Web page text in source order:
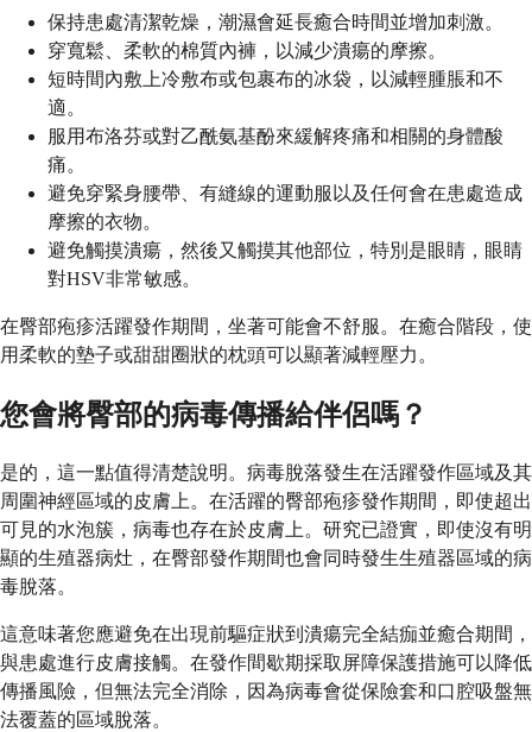
保持患處清潔乾燥，潮濕會延長癒合時間並增加刺激。
穿寬鬆、柔軟的棉質內褲，以減少潰瘍的摩擦。
短時間內敷上冷敷布或包裹布的冰袋，以減輕腫脹和不
適。
服用布洛芬或對乙酰氨基酚來緩解疼痛和相關的身體酸
痛。
避免穿緊身腰帶、有縫線的運動服以及任何會在患處造成
摩擦的衣物。
避免觸摸潰瘍，然後又觸摸其他部位，特別是眼睛，眼睛
對HSV非常敏感。
在臀部疱疹活躍發作期間，坐著可能會不舒服。在癒合階段，使
用柔軟的墊子或甜甜圈狀的枕頭可以顯著減輕壓力。
您會將臀部的病毒傳播給伴侶嗎？
是的，這一點值得清楚說明。病毒脫落發生在活躍發作區域及其
周圍神經區域的皮膚上。在活躍的臀部疱疹發作期間，即使超出
可見的水泡簇，病毒也存在於皮膚上。研究已證實，即使沒有明
顯的生殖器病灶，在臀部發作期間也會同時發生生殖器區域的病
毒脫落。
這意味著您應避免在出現前驅症狀到潰瘍完全結痂並癒合期間，
與患處進行皮膚接觸。在發作間歇期採取屏障保護措施可以降低
傳播風險，但無法完全消除，因為病毒會從保險套和口腔吸盤無
法覆蓋的區域脫落。